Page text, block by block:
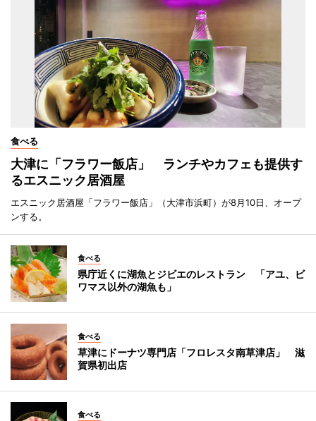
食べる
大津に「フラワー飯店」 ランチやカフェも提供す
るエスニック居酒屋
エスニック居酒屋「フラワー飯店」（大津市浜町）が8月10日、オープ
ンする。
食べる
県庁近くに湖魚とジビエのレストラン 「アユ、ビ
ワマス以外の湖魚も」
食べる
草津にドーナツ専門店「フロレスタ南草津店」 滋
賀県初出店
食べる